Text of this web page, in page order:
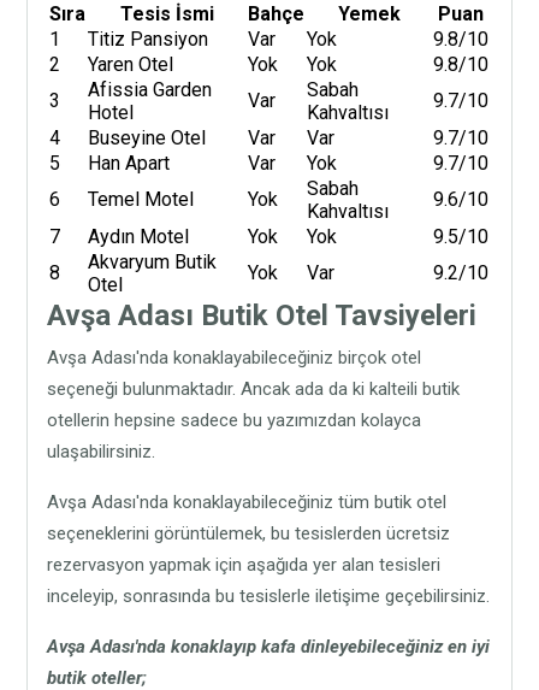
Sıra Tesis İsmi Bahçe Yemek
Puan
1
Titiz Pansiyon Var Yok
9.8/10
2
Yaren Otel Yok Yok
9.8/10
3
Afissia Garden
Hotel
Var
Sabah
Kahvaltısı
9.7/10
4
Buseyine Otel Var Var
9.7/10
5
Han Apart Var Yok
9.7/10
6
Temel Motel Yok
Sabah
Kahvaltısı
9.6/10
7
Aydın Motel Yok Yok
9.5/10
8
Akvaryum Butik
Otel
Yok Var 9.2/10
Avşa Adası Butik Otel Tavsiyeleri
Avşa Adası'nda konaklayabileceğiniz birçok otel
seçeneği bulunmaktadır. Ancak ada da ki kalteili butik
otellerin hepsine sadece bu yazımızdan kolayca
ulaşabilirsiniz.
Avşa Adası'nda konaklayabileceğiniz tüm butik otel
seçeneklerini görüntülemek, bu tesislerden ücretsiz
rezervasyon yapmak için aşağıda yer alan tesisleri
inceleyip, sonrasında bu tesislerle iletişime geçebilirsiniz.
Avşa Adası'nda konaklayıp kafa dinleyebileceğiniz en iyi
butik oteller;